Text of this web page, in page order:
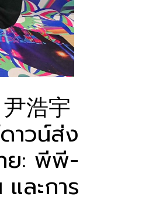
浩宇
าวน์ส่ง
ย: พีพี-
ละการ